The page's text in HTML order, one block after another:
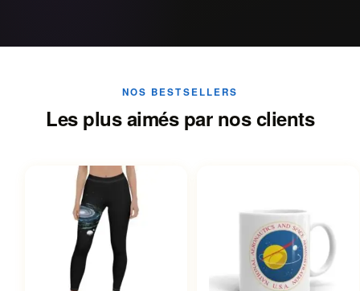
NOS BESTSELLERS
Les plus aimés par nos clients